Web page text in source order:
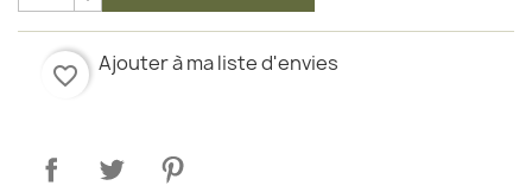
favorite_border Ajouter à ma liste d'envies